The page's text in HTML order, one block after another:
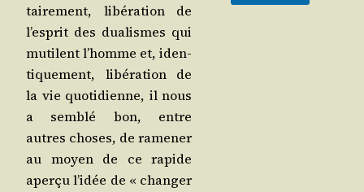
tai­re­ment, libé­ra­tion de
l’es­prit des dua­lismes qui
mutilent l’homme et, iden­
ti­que­ment, libé­ra­tion de
la vie quo­ti­dienne, il nous
a sem­blé bon, entre
autres choses, de rame­ner
au moyen de ce rapide
aper­çu l’i­dée de « chan­ger